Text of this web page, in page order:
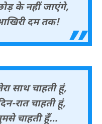
के नहीं जाएंगे,
दम तक!
साथ चाहती हूं,
रात चाहती हूं,
चाहती हूँ…